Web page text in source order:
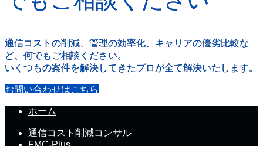
通信コストの削減、管理の効率化、キャリアの優劣比較な
ど、何でもご相談ください。
いくつもの案件を解決してきたプロが全て解決いたします。
お問い合わせはこちら
ホーム
通信コスト削減コンサル